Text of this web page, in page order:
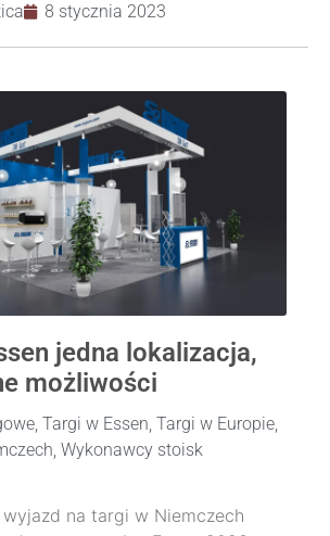
8 stycznia 2023
jedna lokalizacja,
możliwości
, Targi w Essen, Targi w Europie,
, Wykonawcy stoisk
na targi w Niemczech